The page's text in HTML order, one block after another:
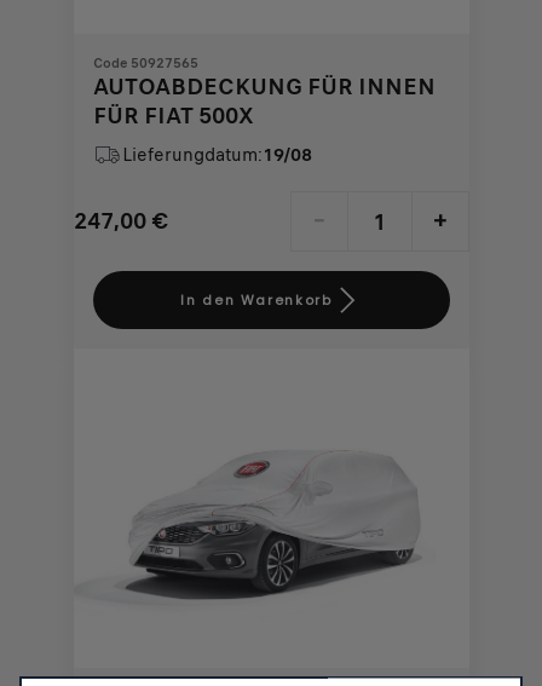
Code 50927565
AUTOABDECKUNG FÜR INNEN
FÜR FIAT 500X
Lieferungdatum:19/08
247,00 €
Price
247,00
- +
Quantity
updated
In den Warenkorb